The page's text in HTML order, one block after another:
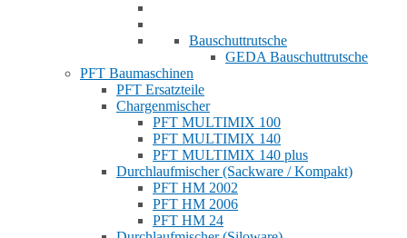
Bauschuttrutsche
GEDA Bauschuttrutsche
PFT Baumaschinen
PFT Ersatzteile
Chargenmischer
PFT MULTIMIX 100
PFT MULTIMIX 140
PFT MULTIMIX 140 plus
Durchlaufmischer (Sackware / Kompakt)
PFT HM 2002
PFT HM 2006
PFT HM 24